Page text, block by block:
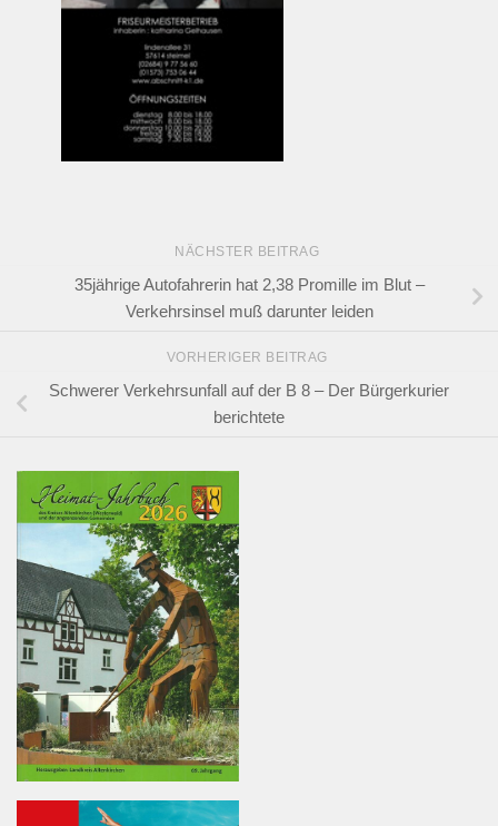
NÄCHSTER BEITRAG
35jährige Autofahrerin hat 2,38 Promille im Blut –
Verkehrsinsel muß darunter leiden
VORHERIGER BEITRAG
Schwerer Verkehrsunfall auf der B 8 – Der Bürgerkurier
berichtete